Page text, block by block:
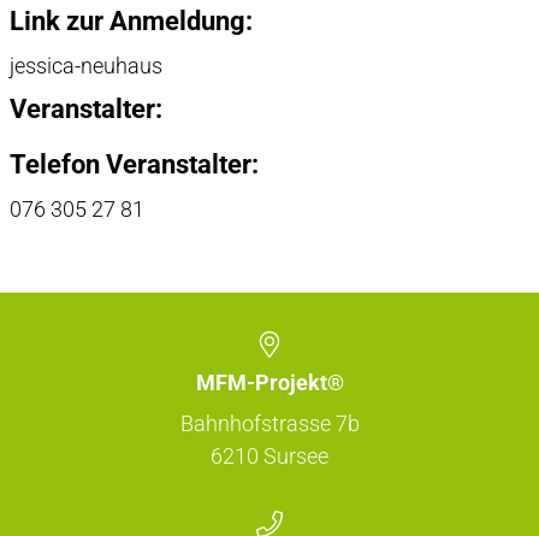
Link zur Anmeldung:
jessica-neuhaus
Veranstalter:
Telefon Veranstalter:
076 305 27 81
MFM-Projekt®
Bahnhofstrasse 7b
6210 Sursee